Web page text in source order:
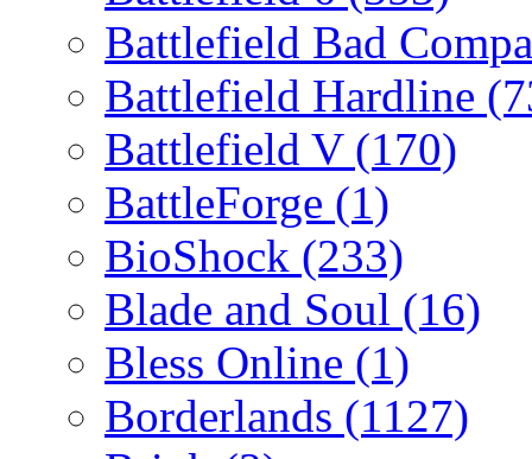
Battlefield Bad
Battlefield Hardline
Battlefield V (170)
BattleForge (1)
BioShock (233)
Blade and Soul (16)
Bless Online (1)
Borderlands (1127)